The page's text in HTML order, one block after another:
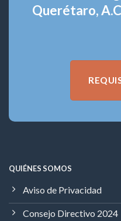
Querétaro,
QUIÉNES SOMOS
Aviso de Privacidad
Consejo Directivo 2024